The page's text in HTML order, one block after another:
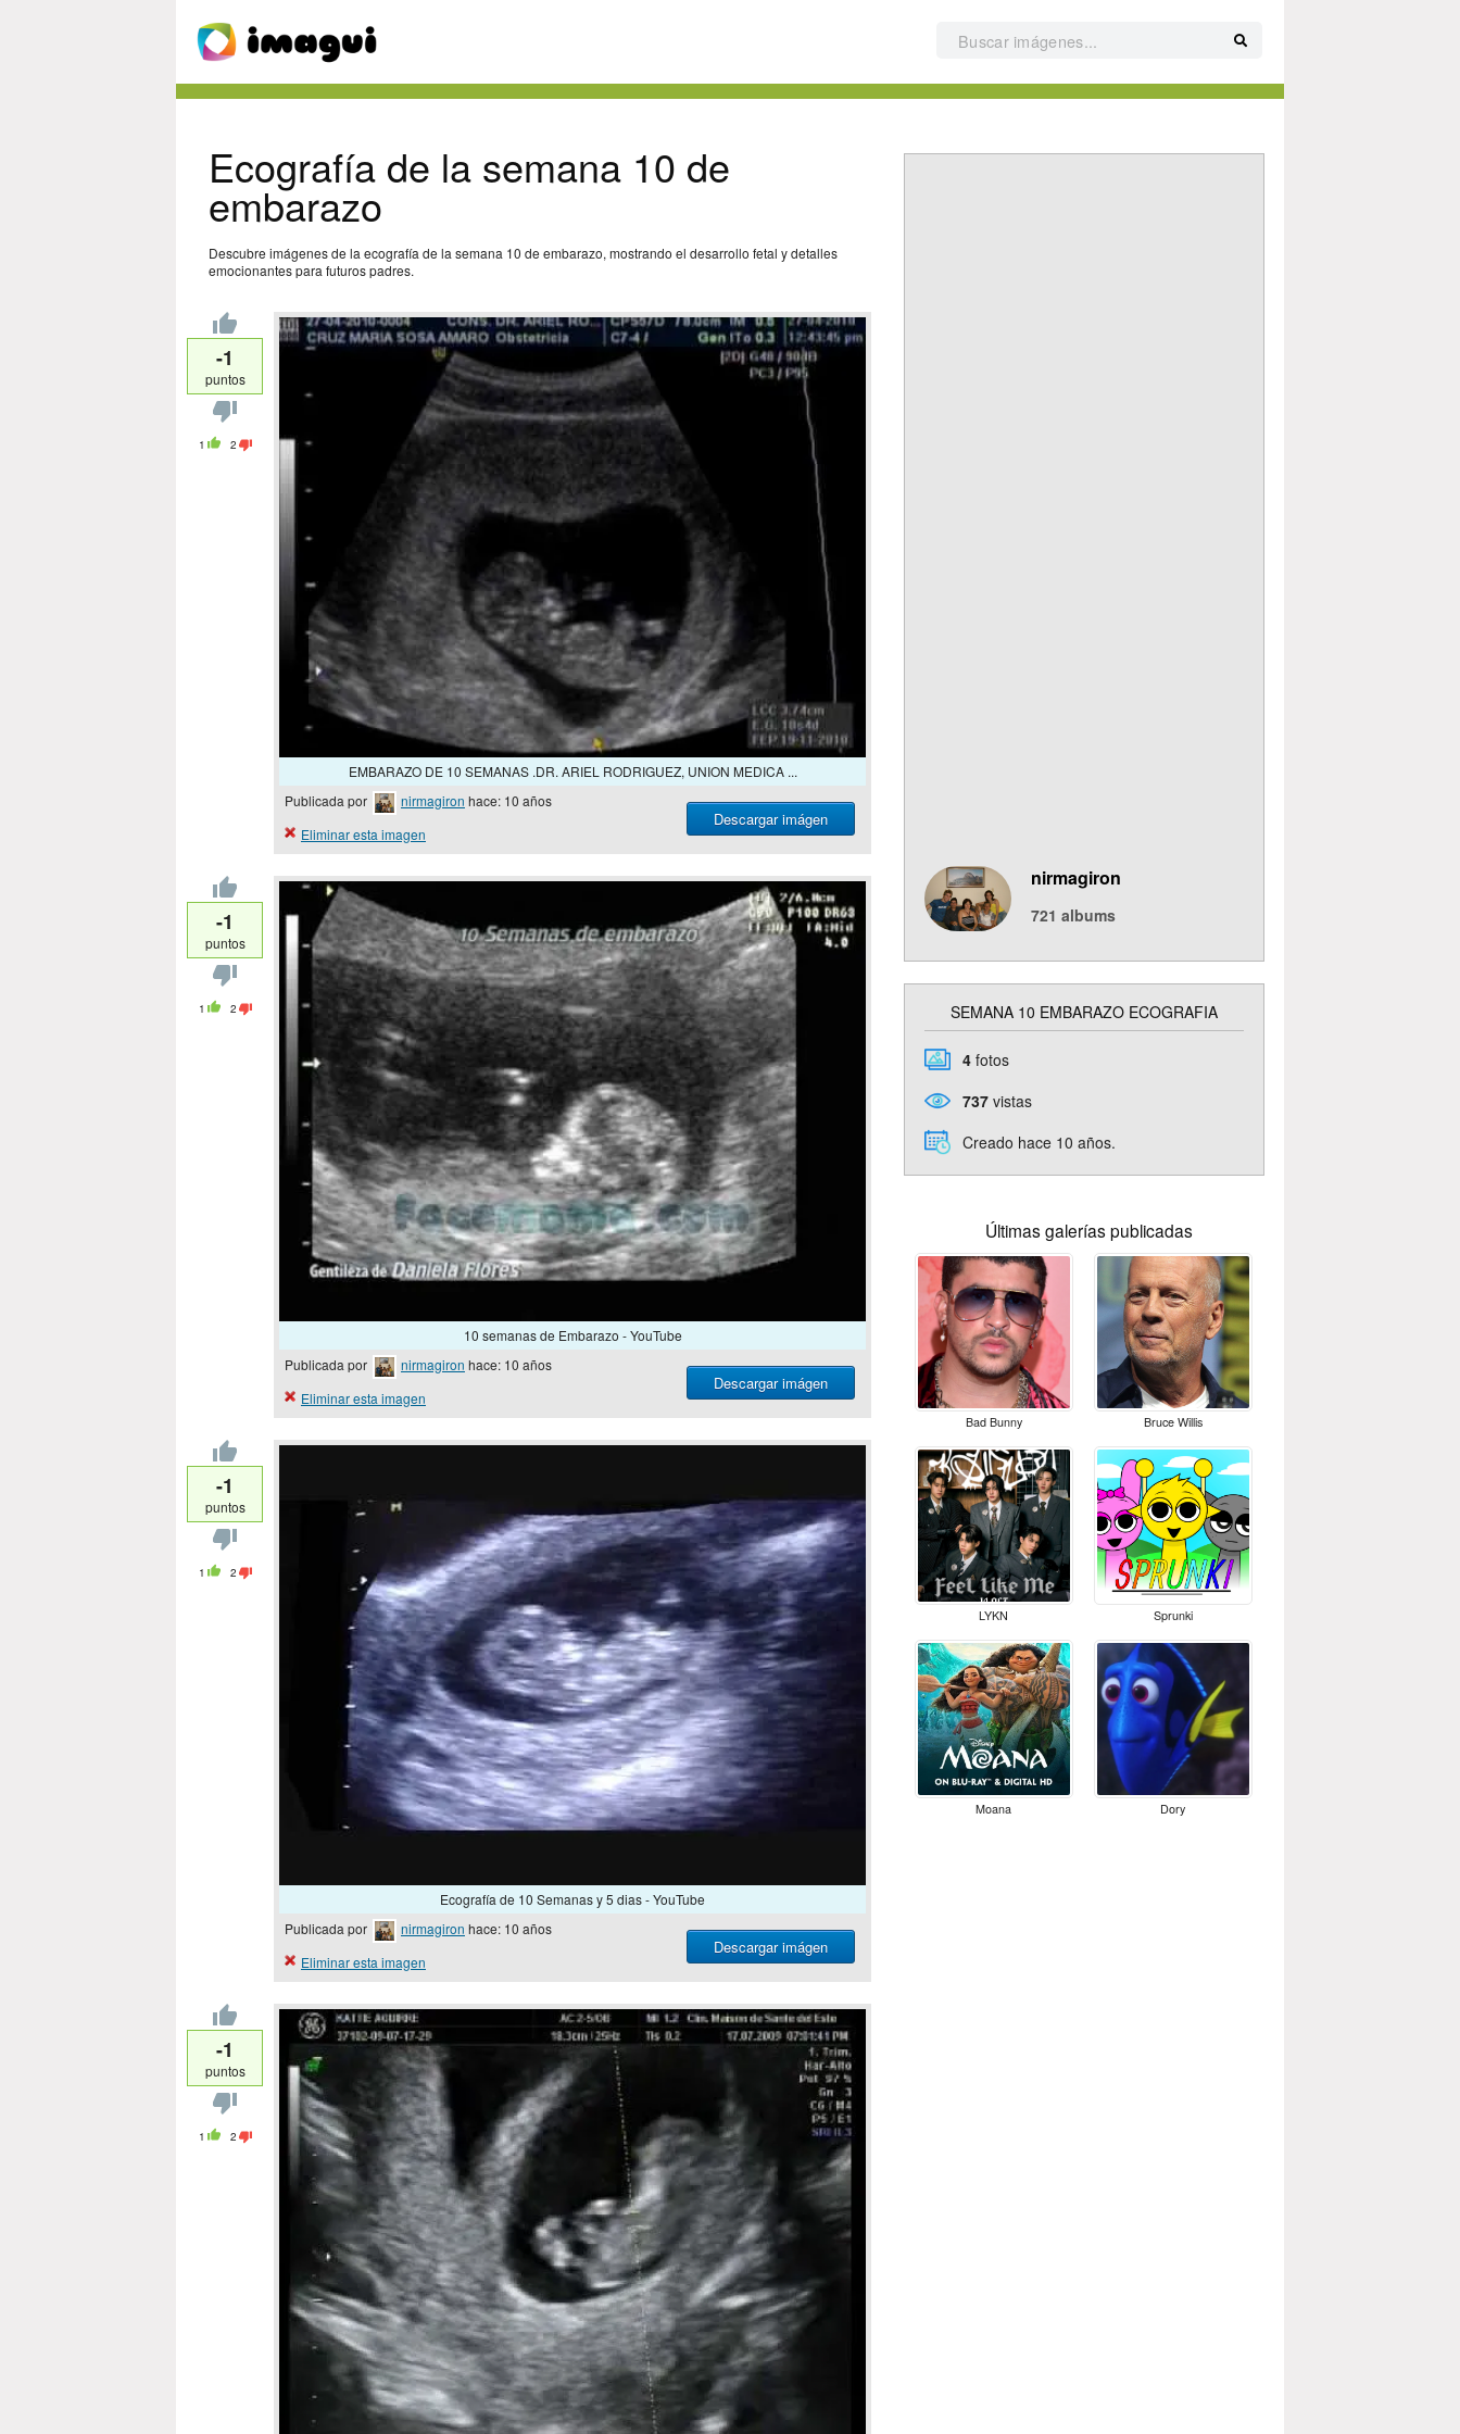
Ecografía de la semana 10 de
embarazo
Descubre imágenes de la ecografía de la semana 10 de embarazo, mostrando el desarrollo fetal y detalles
emocionantes para futuros padres.
-1
puntos
1 2
EMBARAZO DE 10 SEMANAS .DR. ARIEL RODRIGUEZ, UNION MEDICA ...
Descargar imágen
Publicada por nirmagiron hace: 10 años
Eliminar esta imagen
-1
puntos
1 2
10 semanas de Embarazo - YouTube
Descargar imágen
Publicada por nirmagiron hace: 10 años
Eliminar esta imagen
-1
puntos
1 2
Ecografía de 10 Semanas y 5 dias - YouTube
Descargar imágen
Publicada por nirmagiron hace: 10 años
Eliminar esta imagen
-1
puntos
1 2
nirmagiron
721 albums
SEMANA 10 EMBARAZO ECOGRAFIA
4 fotos
737 vistas
Creado hace 10 años.
Últimas galerías publicadas
Bad Bunny Bruce Willis
LYKN Sprunki
Moana Dory